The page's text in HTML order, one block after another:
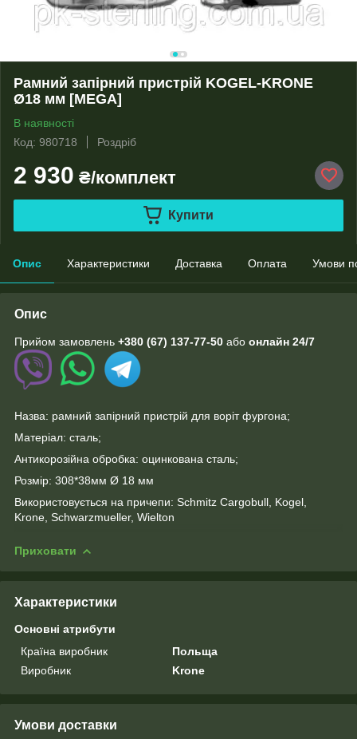
Рамний запірний пристрій KOGEL-KRONE
Ø18 мм [MEGA]
В наявності
Код: 980718
Роздріб
2 930 ₴/комплект
Купити
Опис Характеристики Доставка Оплата Умови
Опис
Прийом замовлень +380 (67) 137-77-50 або онлайн 24/7
Назва: рамний запірний пристрій для воріт фургона;
Матеріал: сталь;
Антикорозійна обробка: оцинкована сталь;
Розмір: 308*38мм Ø 18 мм
Використовується на причепи: Schmitz Cargobull, Kogel,
Krone, Schwarzmueller, Wielton
Приховати
Характеристики
Основні атрибути
Країна виробник
Польща
Виробник
Krone
Умови доставки